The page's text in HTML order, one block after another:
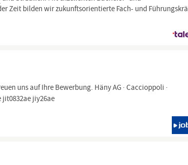
Zeit bilden wir zukunftsorientierte Fach- und
uns auf Ihre Bewerbung. Häny AG · Caccioppoli ·
jit0832ae jiy26ae